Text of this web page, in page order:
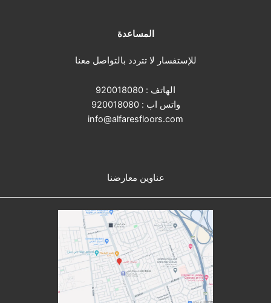
المساعدة
للإستفسار لا تتردد بالتواصل معنا
الهاتف : 920018080
واتس اب :920018080
info@alfaresfloors.com
عناوين معارضنا